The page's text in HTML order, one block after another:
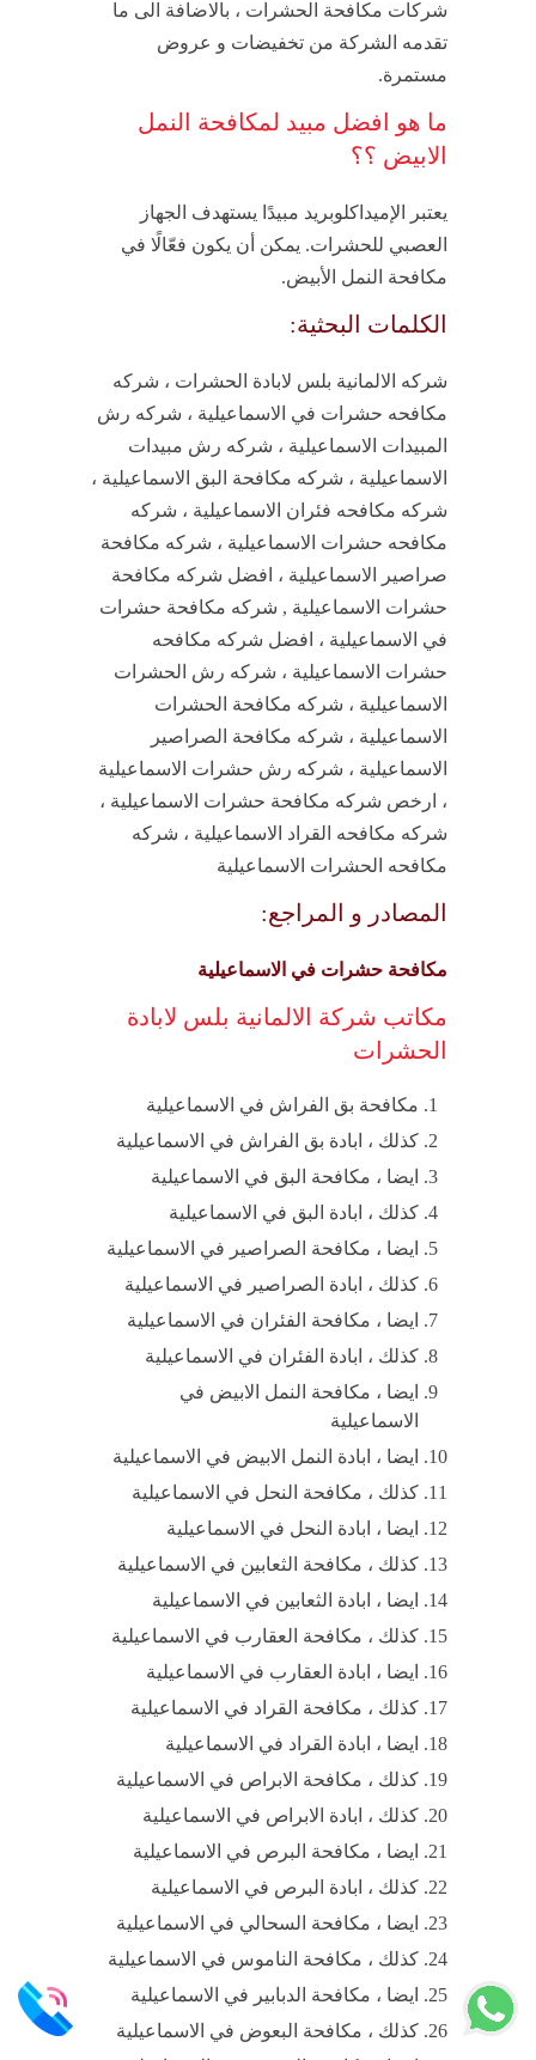
شركات مكافحة الحشرات ، بالاضافة الى ما
تقدمه الشركة من تخفيضات و عروض
مستمرة.
ما هو افضل مبيد لمكافحة النمل
الابيض ؟؟
يعتبر الإميداكلوبريد مبيدًا يستهدف الجهاز
العصبي للحشرات. يمكن أن يكون فعّالًا في
مكافحة النمل الأبيض.
الكلمات البحثية:
شركه الالمانية بلس لابادة الحشرات ، شركه
مكافحه حشرات في الاسماعيلية ، شركه رش
المبيدات الاسماعيلية ، شركه رش مبيدات
الاسماعيلية ، شركه مكافحة البق الاسماعيلية ،
شركه مكافحه فئران الاسماعيلية ، شركه
مكافحه حشرات الاسماعيلية ، شركه مكافحة
صراصير الاسماعيلية ، افضل شركه مكافحة
حشرات الاسماعيلية , شركه مكافحة حشرات
في الاسماعيلية ، افضل شركه مكافحه
حشرات الاسماعيلية ، شركه رش الحشرات
الاسماعيلية ، شركه مكافحة الحشرات
الاسماعيلية ، شركه مكافحة الصراصير
الاسماعيلية ، شركه رش حشرات الاسماعيلية
، ارخص شركه مكافحة حشرات الاسماعيلية ،
شركه مكافحه القراد الاسماعيلية ، شركه
مكافحه الحشرات الاسماعيلية
المصادر و المراجع:
مكافحة حشرات في الاسماعيلية
مكاتب شركة الالمانية بلس لابادة
الحشرات
مكافحة بق الفراش في الاسماعيلية
كذلك ، ابادة بق الفراش في الاسماعيلية
ايضا ، مكافحة البق في الاسماعيلية
كذلك ، ابادة البق في الاسماعيلية
ايضا ، مكافحة الصراصير في الاسماعيلية
كذلك ، ابادة الصراصير في الاسماعيلية
ايضا ، مكافحة الفئران في الاسماعيلية
كذلك ، ابادة الفئران في الاسماعيلية
ايضا ، مكافحة النمل الابيض في
الاسماعيلية
ايضا ، ابادة النمل الابيض في الاسماعيلية
كذلك ، مكافحة النحل في الاسماعيلية
ايضا ، ابادة النحل في الاسماعيلية
كذلك ، مكافحة الثعابين في الاسماعيلية
ايضا ، ابادة الثعابين في الاسماعيلية
كذلك ، مكافحة العقارب في الاسماعيلية
ايضا ، ابادة العقارب في الاسماعيلية
كذلك ، مكافحة القراد في الاسماعيلية
ايضا ، ابادة القراد في الاسماعيلية
كذلك ، مكافحة الابراص في الاسماعيلية
كذلك ، ابادة الابراص في الاسماعيلية
ايضا ، مكافحة البرص في الاسماعيلية
كذلك ، ابادة البرص في الاسماعيلية
ايضا ، مكافحة السحالي في الاسماعيلية
كذلك ، مكافحة الناموس في الاسماعيلية
ايضا ، مكافحة الدبابير في الاسماعيلية
كذلك ، مكافحة البعوض في الاسماعيلية